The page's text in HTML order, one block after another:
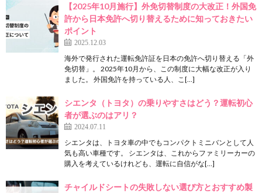
【2025年10月施行】外免切替制度の大改正！外国免
許から日本免許へ切り替えるために知っておきたい
ポイント
2025.12.03
海外で発行された運転免許証を日本の免許へ切り替える「外
免切替」。 2025年10月から、この制度に大幅な改正が入り
ました。 外国免許を持っている人、こ[…]
シエンタ（トヨタ）の乗りやすさはどう？運転初心
者が選ぶのはアリ？
2024.07.11
シエンタは、トヨタ車の中でもコンパクトミニバンとして人
気も高い車種です。 シエンタは、これからファミリーカーの
購入を考えているけれども、運転に自信がな[…]
チャイルドシートの失敗しない選び方とおすすめ製